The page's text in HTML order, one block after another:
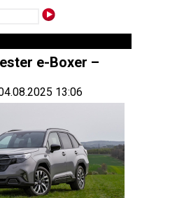
e-Boxer –
13:06